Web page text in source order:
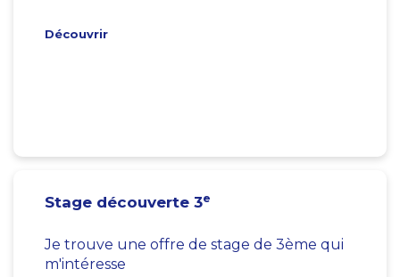
Découvrir
Stage découverte 3e
Je trouve une offre de stage de 3ème qui
m'intéresse